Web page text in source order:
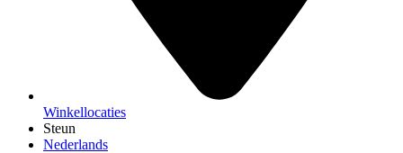
Winkellocaties
Steun
Nederlands